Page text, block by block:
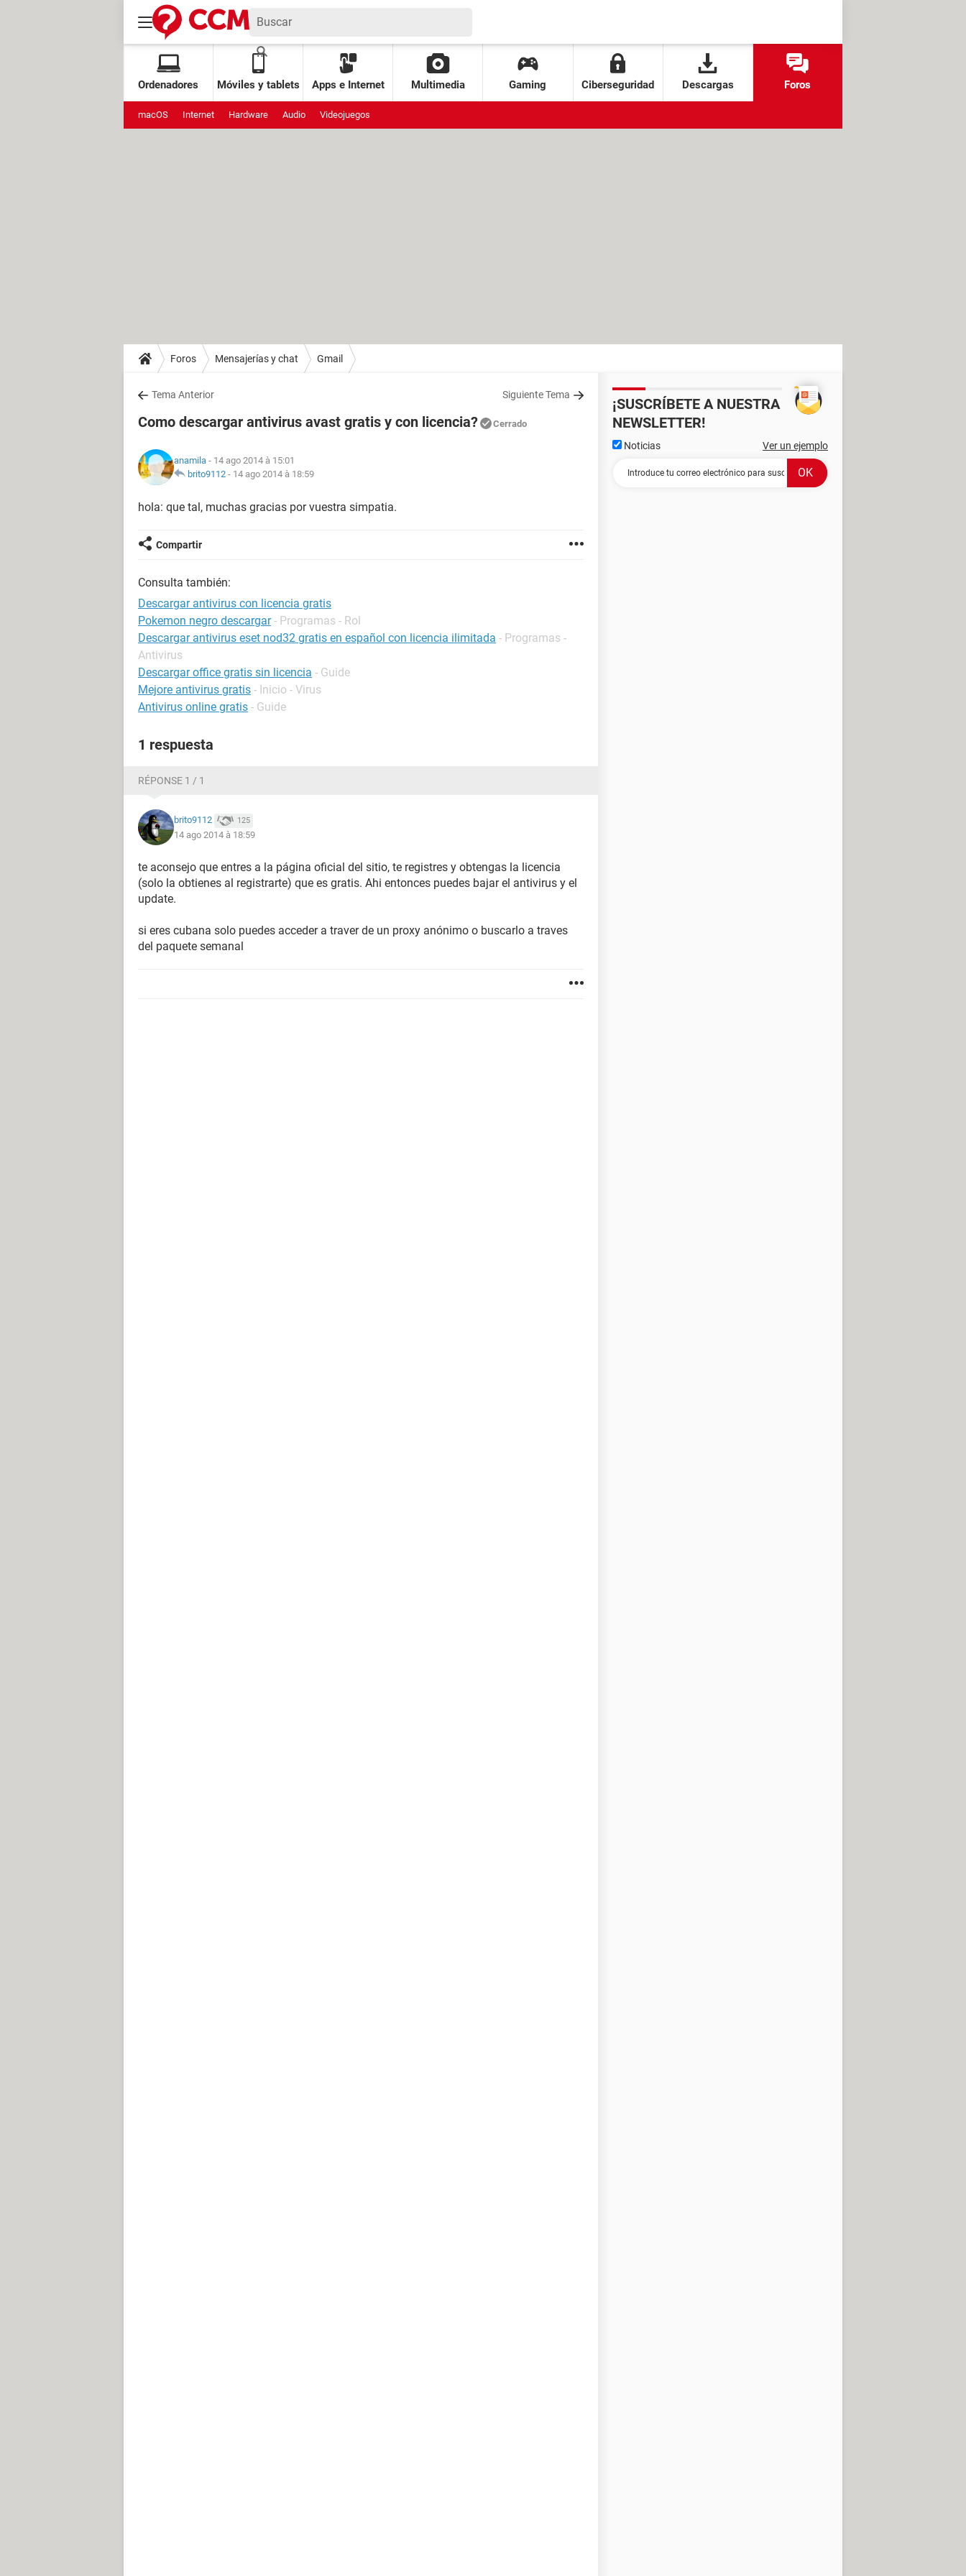
Ordenadores Móviles y tablets Apps e Internet Multimedia Gaming Ciberseguridad Descargas Foros
macOS Internet Hardware Audio Videojuegos
Foros Mensajerías y chat Gmail
Tema Anterior Siguiente Tema
Como descargar antivirus avast gratis y con licencia? Cerrado
anamila - 14 ago 2014 à 15:01
brito9112 - 14 ago 2014 à 18:59
hola: que tal, muchas gracias por vuestra simpatia.
Compartir
Consulta también:
Descargar antivirus con licencia gratis
Pokemon negro descargar - Programas - Rol
Descargar antivirus eset nod32 gratis en español con licencia ilimitada - Programas -
Antivirus
Descargar office gratis sin licencia - Guide
Mejore antivirus gratis - Inicio - Virus
Antivirus online gratis - Guide
1 respuesta
RÉPONSE 1 / 1
brito9112 125
14 ago 2014 à 18:59
te aconsejo que entres a la página oficial del sitio, te registres y obtengas la licencia
(solo la obtienes al registrarte) que es gratis. Ahi entonces puedes bajar el antivirus y el
update.
si eres cubana solo puedes acceder a traver de un proxy anónimo o buscarlo a traves
del paquete semanal
¡SUSCRÍBETE A NUESTRA
NEWSLETTER!
Noticias Ver un ejemplo